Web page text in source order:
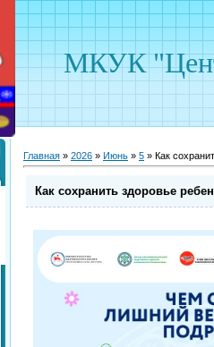
МКУК
Главная » 2026 » Июнь » 5 » Как
Как сохранить здоровье